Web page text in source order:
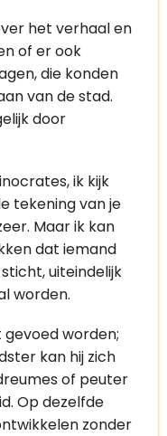
het verhaal en
of er ook
die konden
van de stad.
door
ik kijk
tekening van je
Maar ik kan
dat iemand
uiteindelijk
worden.
gevoed worden;
kan hij zich
of peuter
Op dezelfde
zonder